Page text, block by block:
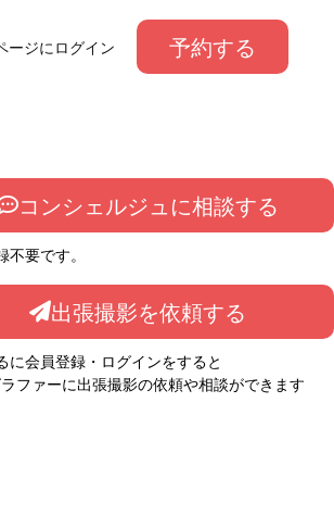
ージにログイン 予約する
コンシェルジュに相談する
不要です。
出張撮影を依頼する
に会員登録・ログインをすると
ファーに出張撮影の依頼や相談ができます